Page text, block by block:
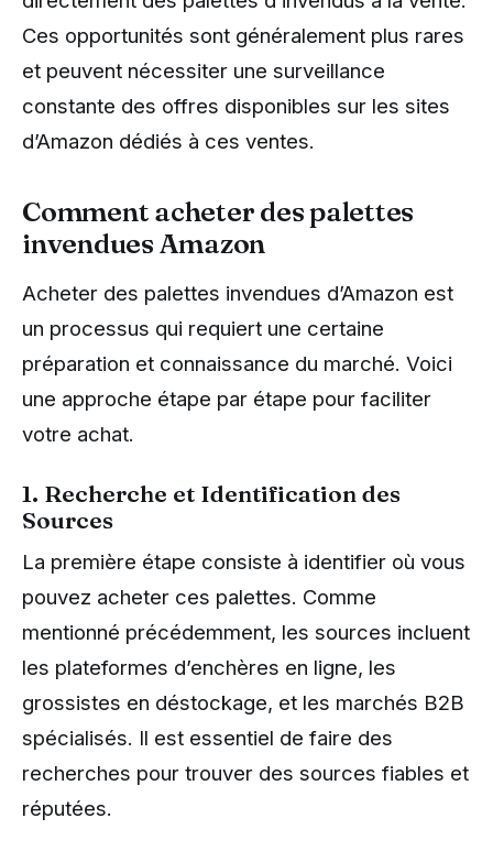
Ces opportunités sont généralement plus rares
et peuvent nécessiter une surveillance
constante des offres disponibles sur les sites
d’Amazon dédiés à ces ventes.
Comment acheter des palettes
invendues Amazon
Acheter des palettes invendues d’Amazon est
un processus qui requiert une certaine
préparation et connaissance du marché. Voici
une approche étape par étape pour faciliter
votre achat.
1. Recherche et Identification des
Sources
La première étape consiste à identifier où vous
pouvez acheter ces palettes. Comme
mentionné précédemment, les sources incluent
les plateformes d’enchères en ligne, les
grossistes en déstockage, et les marchés B2B
spécialisés. Il est essentiel de faire des
recherches pour trouver des sources fiables et
réputées.